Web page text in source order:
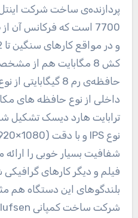
پردازنده‌ی ساخت شرکت
کش 8 مگابایت هم از
ترابایت هارد دیسک
شفافیت بسیار خوبی را
فیلم و دیگر کارهای
بلندگوهای این دستگاه هم